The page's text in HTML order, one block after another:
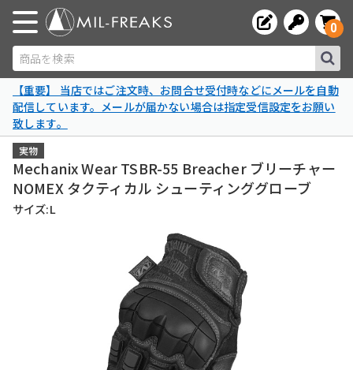
商品を検索
0
【重要】 当店ではご注文時、お問合せ受付時などにメールを自動
配信しています。メールが届かない場合は指定受信設定をお願い
致します。
実物
Mechanix Wear TSBR-55 Breacher ブリーチャー
NOMEX タクティカル シューティンググローブ
サイズ:L